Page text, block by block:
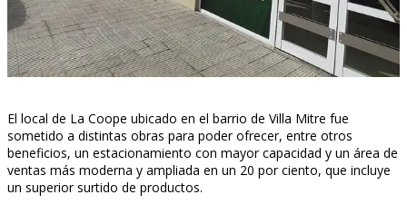
El local de La Coope ubicado en el barrio de Villa Mitre fue
sometido a distintas obras para poder ofrecer, entre otros
beneficios, un estacionamiento con mayor capacidad y un área de
ventas más moderna y ampliada en un 20 por ciento, que incluye
un superior surtido de productos.